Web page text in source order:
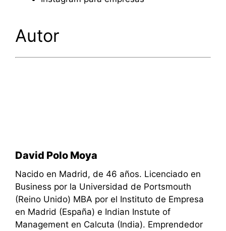
Autor
David Polo Moya
Nacido en Madrid, de 46 años. Licenciado en
Business por la Universidad de Portsmouth
(Reino Unido) MBA por el Instituto de Empresa
en Madrid (España) e Indian Instute of
Management en Calcuta (India). Emprendedor